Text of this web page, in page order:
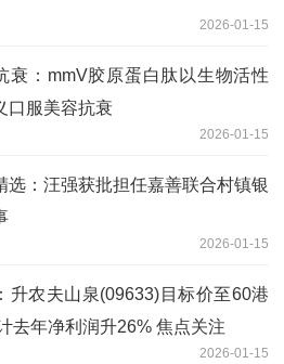
2026-01-15
衰：mmV胶原蛋白肽以生物活性
口服美容抗衰
2026-01-15
选：汪强获批担任嘉善联合村镇银
2026-01-15
升农夫山泉(09633)目标价至60港
去年净利润升26% 焦点关注
2026-01-15